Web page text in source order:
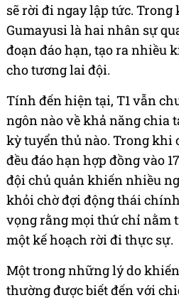
sẽ rời đi ngay lập tức. Trong
Gumayusi là hai nhân sự
đoạn đáo hạn, tạo ra nhiều
cho tương lai đội.
Tính đến hiện tại, T1 vẫn
ngôn nào về khả năng chia
kỳ tuyển thủ nào. Trong khi
đều đáo hạn hợp đồng vào
đội chủ quản khiến nhiều
khỏi chờ đợi động thái
vọng rằng mọi thứ chỉ nằm
một kế hoạch rời đi thực sự.
Một trong những lý do
thường được biết đến với